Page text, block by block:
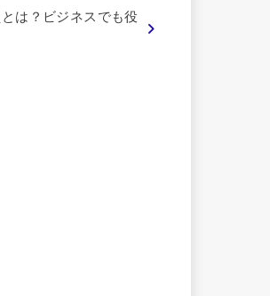
は？ビジネスでも役